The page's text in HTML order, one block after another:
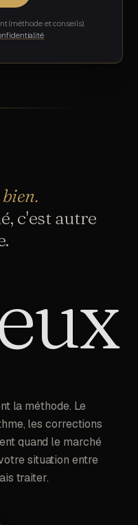
(méthode et conseils).
bien.
c'est autre
la méthode. Le
les corrections
quand le marché
situation entre
traiter.